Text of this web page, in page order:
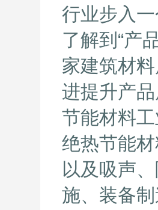
行业步入
了解到“产
家建筑材
进提升产
节能材料工
绝热节能
以及吸声
施、装备